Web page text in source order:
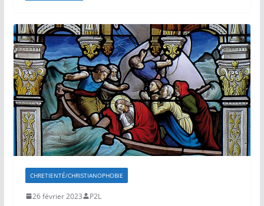
CHRETIENTÉ/CHRISTIANOPHOBIE
26 février 2023 P2L